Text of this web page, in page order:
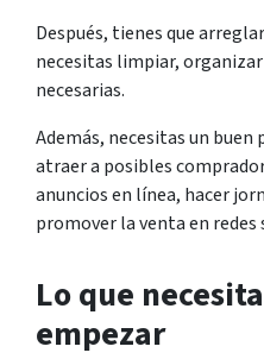
Después, tienes que
necesitas limpiar,
necesarias.
Además, necesitas un
atraer a posibles
anuncios en línea, hacer
promover la venta en redes
Lo que
empezar